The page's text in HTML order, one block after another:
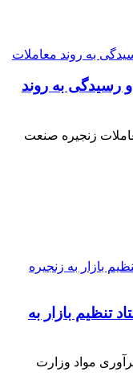
و رسیدگی به روند
زنجیره صنعت
تنظیم بازار به
مواد وزارت